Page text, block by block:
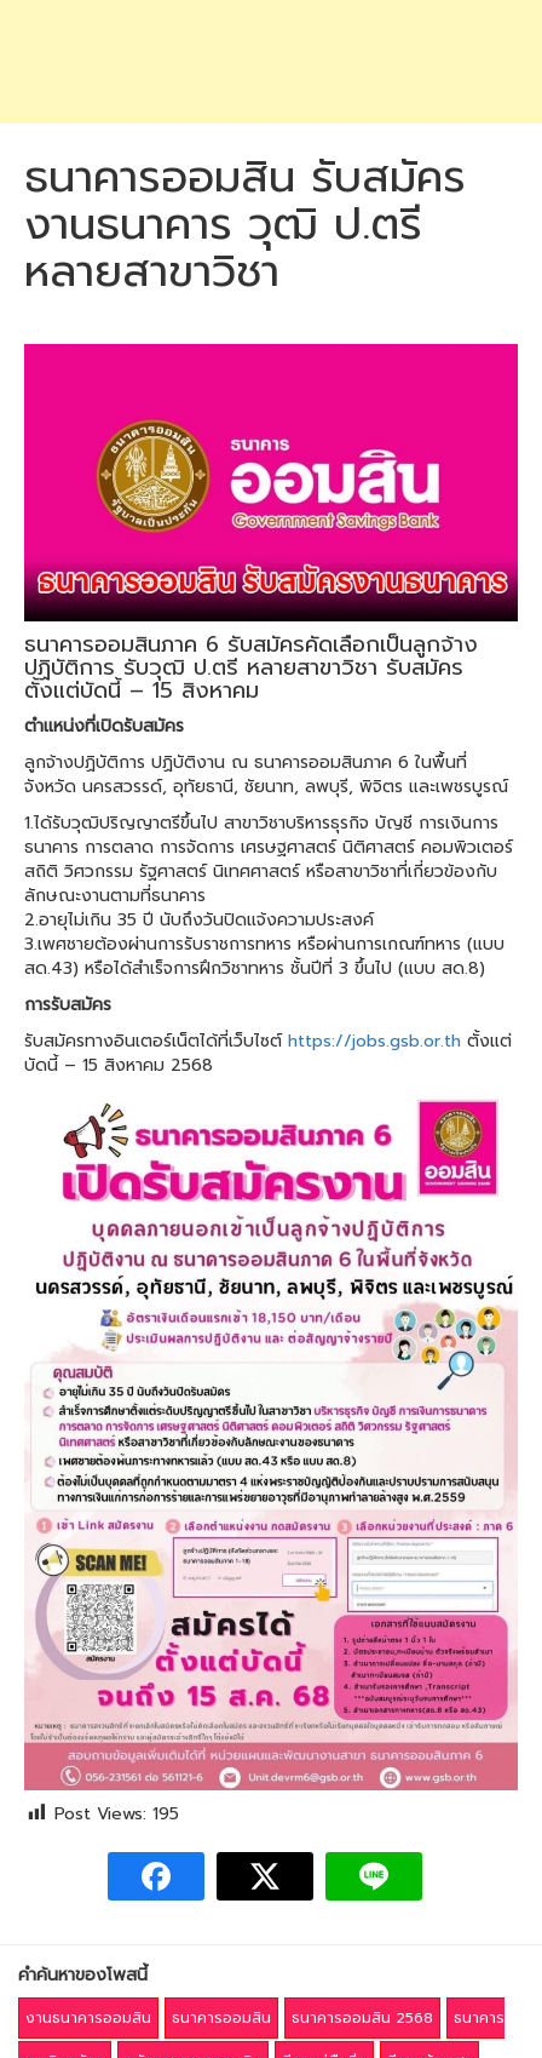
ธนาคารออมสิน รับสมัคร
งานธนาคาร วุฒิ ป.ตรี
หลายสาขาวิชา
ธนาคารออมสินภาค 6 รับสมัครคัดเลือกเป็นลูกจ้าง
ปฏิบัติการ รับวุฒิ ป.ตรี หลายสาขาวิชา รับสมัคร
ตั้งแต่บัดนี้ – 15 สิงหาคม
ตำแหน่งที่เปิดรับสมัคร
ลูกจ้างปฏิบัติการ ปฏิบัติงาน ณ ธนาคารออมสินภาค 6 ในพื้นที่
จังหวัด นครสวรรด์, อุทัยธานี, ชัยนาท, ลพบุรี, พิจิตร และเพชรบูรณ์
1.ได้รับวุฒิปริญญาตรีขึ้นไป สาขาวิชาบริหารธุรกิจ บัญชี การเงินการ
ธนาคาร การตลาด การจัดการ เศรษฐศาสตร์ นิติศาสตร์ คอมพิวเตอร์
สถิติ วิศวกรรม รัฐศาสตร์ นิเทศศาสตร์ หรือสาขาวิชาที่เกี่ยวข้องกับ
ลักษณะงานตามที่ธนาคาร
2.อายุไม่เกิน 35 ปี นับถึงวันปิดแจ้งความประสงค์
3.เพศชายต้องผ่านการรับราชการทหาร หรือผ่านการเกณฑ์ทหาร (แบบ
สด.43) หรือได้สำเร็จการฝึกวิชาทหาร ชั้นปีที่ 3 ขึ้นไป (แบบ สด.8)
การรับสมัคร
รับสมัครทางอินเตอร์เน็ตได้ที่เว็บไซต์https://jobs.gsb.or.th ตั้งแต่
บัดนี้ – 15 สิงหาคม 2568
Post Views: 195
คำค้นหาของโพสนี้
งานธนาคารออมสิน ธนาคารออมสิน ธนาคารออมสิน 2568
ธนาคาร